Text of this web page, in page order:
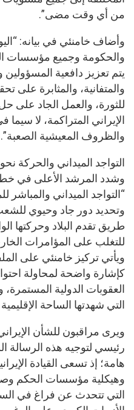
من أي وقت مضى”.
وأضاف خامنئي في بيانه:
والحكومة وجميع مؤسسات
يتم تعزيز دافعية
والمتفانية، والمثابرة على
للثورة، والعمل الجاد على
الإيراني المتراكمة، لا سيما
والظروف المعيشية الصعبة”.
التواجد الميداني والحركة
وشدد المرشد الأعلى في
“التواجد الميداني والمباشر
وتحديد دور جاد وحيوي
طريق تقدم البلاد وحركتها
للتغلب على المؤامرات
ويأتي تركيز خامنئي على
كإشارة واضحة لمحاولة
العقوبات الدولية
التي شهدتها الساحة
ويرى مراقبون للشأن
رئيسي لتوجيه هذه الرسالة
هامة؛ إذ تسعى القيادة
وهيكلية مؤسسات الحكم
التي تتحدث عن فراغ في